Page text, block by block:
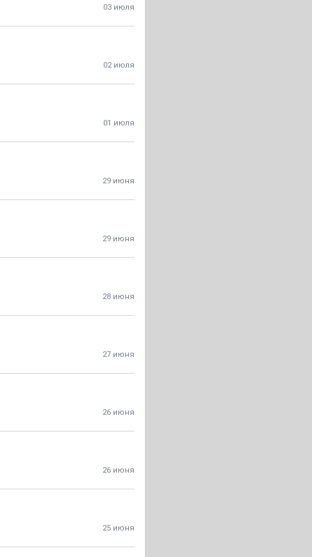
03 июля
02 июля
01 июля
29 июня
29 июня
28 июня
27 июня
26 июня
26 июня
25 июня